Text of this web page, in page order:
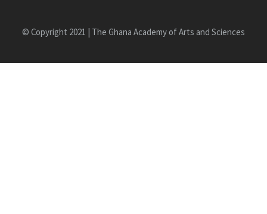
© Copyright 2021 | The Ghana Academy of Arts and Sciences